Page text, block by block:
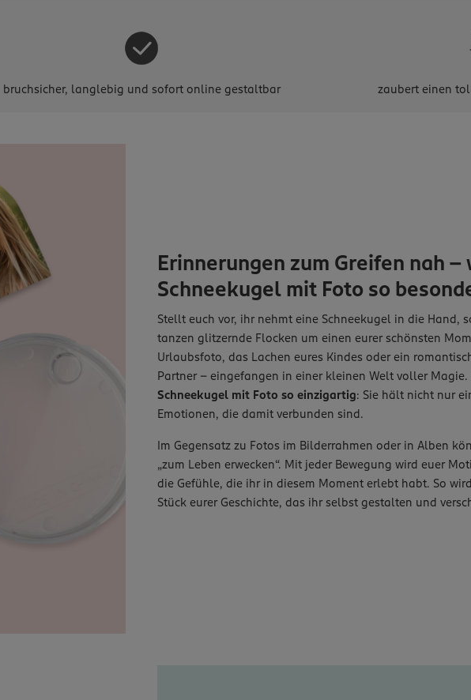
bruchsicher, langlebig und sofort online gestaltbar zaubert einen
Erinnerungen zum Greifen nah –
Schneekugel mit Foto so
Stellt euch vor, ihr nehmt eine Schneekugel in die Hand,
tanzen glitzernde Flocken um einen eurer schönsten
Urlaubsfoto, das Lachen eures Kindes oder ein
Partner – eingefangen in einer kleinen Welt voller Magie.
Schneekugel mit Foto so einzigartig: Sie hält nicht nur
Emotionen, die damit verbunden sind.
Im Gegensatz zu Fotos im Bilderrahmen oder in Alben
„zum Leben erwecken“. Mit jeder Bewegung wird euer
die Gefühle, die ihr in diesem Moment erlebt habt. So
Stück eurer Geschichte, das ihr selbst gestalten und